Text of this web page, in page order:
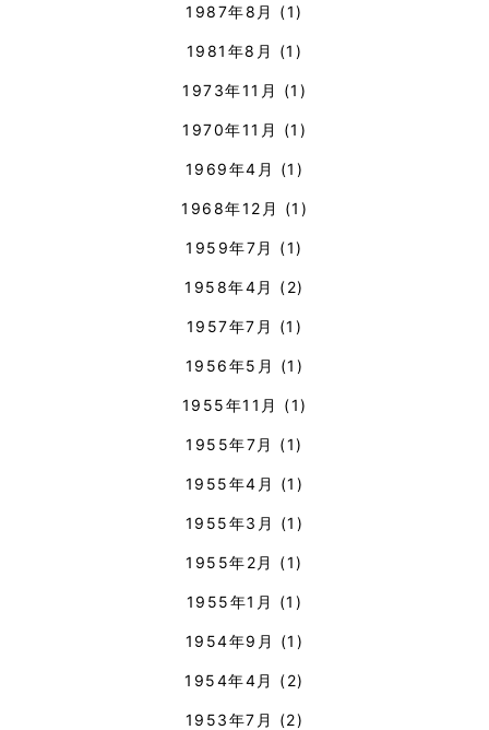
1987年8月 (1)
1981年8月 (1)
1973年11月 (1)
1970年11月 (1)
1969年4月 (1)
1968年12月 (1)
1959年7月 (1)
1958年4月 (2)
1957年7月 (1)
1956年5月 (1)
1955年11月 (1)
1955年7月 (1)
1955年4月 (1)
1955年3月 (1)
1955年2月 (1)
1955年1月 (1)
1954年9月 (1)
1954年4月 (2)
1953年7月 (2)